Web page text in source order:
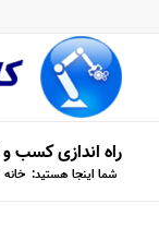
راه اندازی کسب
شما اینجا هستید: خانه